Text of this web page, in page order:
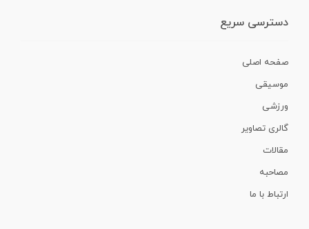
دسترسی سریع
صفحه اصلی
موسیقی
ورزشی
گالری تصاویر
مقالات
مصاحبه
ارتباط با ما